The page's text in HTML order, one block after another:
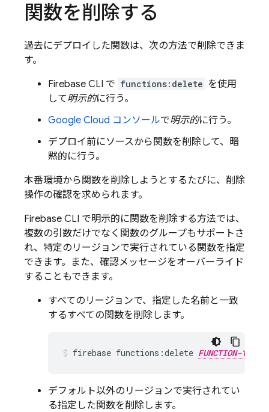
関数を削除する
過去にデプロイした関数は、次の方法で削除できま
す。
Firebase CLI で functions:delete を使用
して明示的に行う。
Google Cloud コンソールで明示的に行う。
デプロイ前にソースから関数を削除して、暗
黙的に行う。
本番環境から関数を削除しようとするたびに、削除
操作の確認を求められます。
Firebase CLI で明示的に関数を削除する方法では、
複数の引数だけでなく関数のグループもサポートさ
れ、特定のリージョンで実行されている関数を指定
できます。また、確認メッセージをオーバーライド
することもできます。
すべてのリージョンで、指定した名前と一致
するすべての関数を削除します。
firebase functions:delete FUNCTION-
デフォルト以外のリージョンで実行されてい
る指定した関数を削除します。